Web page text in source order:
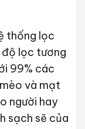
thống lọc
độ lọc tương
99% các
và mạt
người hay
sạch sẽ của